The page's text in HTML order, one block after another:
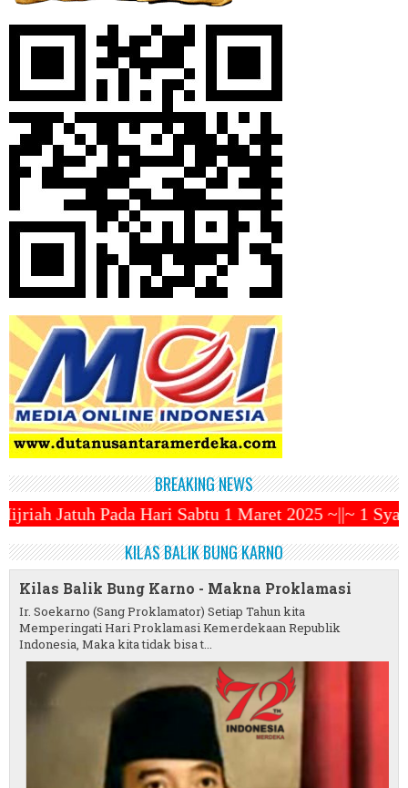
BREAKING NEWS
Sabtu 1 Maret 2025 ~||~ 1 Syawal Jatuh Pada
KILAS BALIK BUNG KARNO
Kilas Balik Bung Karno - Makna Proklamasi
Ir. Soekarno (Sang Proklamator) Setiap Tahun kita
Memperingati Hari Proklamasi Kemerdekaan Republik
Indonesia, Maka kita tidak bisa t...